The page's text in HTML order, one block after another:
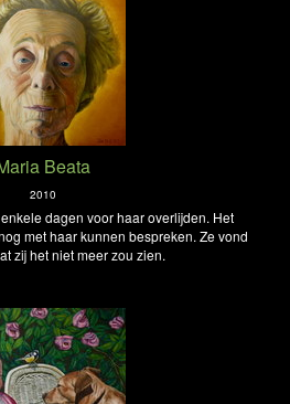
Beata
2010
dagen voor haar overlijden. Het
met haar kunnen bespreken. Ze vond
zij het niet meer zou zien.